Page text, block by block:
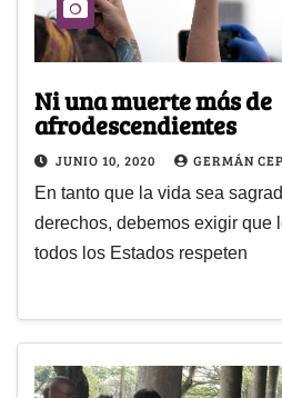
Ni una muerte más de
afrodescendientes
JUNIO 10, 2020 GERMÁN
En tanto que la vida sea
derechos, debemos exigir que
todos los Estados respeten